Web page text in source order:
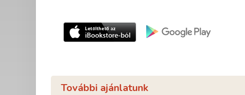
További ajánlatunk